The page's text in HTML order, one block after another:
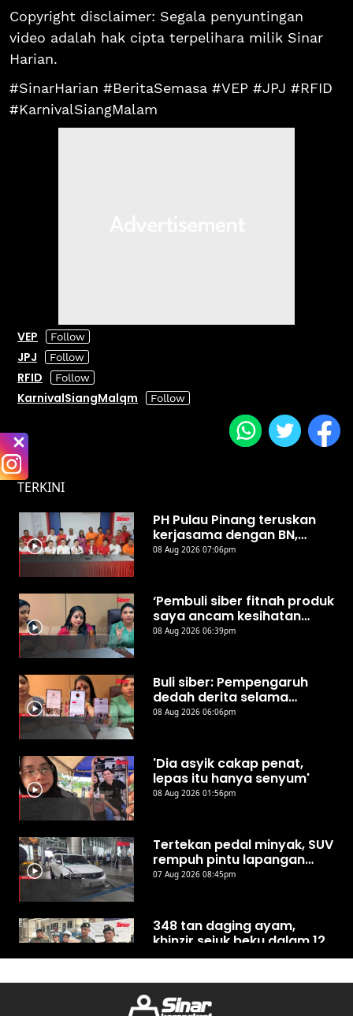
Copyright disclaimer: Segala penyuntingan
video adalah hak cipta terpelihara milik Sinar
Harian.
#SinarHarian #BeritaSemasa #VEP #JPJ #RFID
#KarnivalSiangMalam
VEP
JPJ
RFID
KarnivalSiangMalqm
TERKINI
PH Pulau Pinang teruskan
kerjasama dengan BN,
UMNO
08 Aug 2026 07:06pm
‘Pembuli siber fitnah produk
saya ancam kesihatan
awam’
08 Aug 2026 06:39pm
Buli siber: Pempengaruh
dedah derita selama
bertahun
08 Aug 2026 06:06pm
'Dia asyik cakap penat,
lepas itu hanya senyum'
08 Aug 2026 01:56pm
Tertekan pedal minyak, SUV
rempuh pintu lapangan
terbang Kota Kinabalu
07 Aug 2026 08:45pm
348 tan daging ayam,
khinzir sejuk beku dalam 12
kontena disita di
Tuanku Muhriz ingatkan